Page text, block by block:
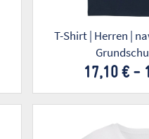
T-Shirt | Herren |
17,10 € -